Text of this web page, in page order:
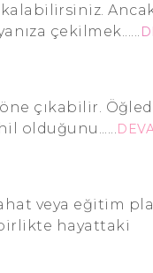
çekilmek......
çıkabilir.
olduğunu......
veya eğitim
hayattaki